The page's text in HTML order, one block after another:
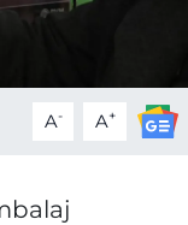
A- A+